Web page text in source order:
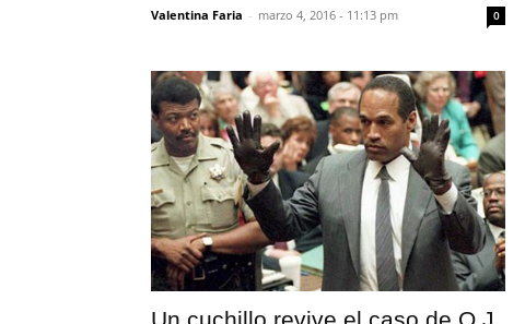
Valentina Faria - marzo 4, 2016 - 11:13 pm 0